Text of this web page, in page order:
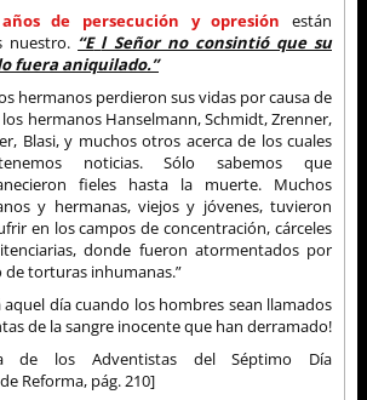
de persecución y opresión están
nuestro. “E l Señor no consintió que su
fuera aniquilado.”
hermanos perdieron sus vidas por causa de
los hermanos Hanselmann, Schmidt, Zrenner,
Blasi, y muchos otros acerca de los cuales
noticias. Sólo sabemos que
fieles hasta la muerte. Muchos
y hermanas, viejos y jóvenes, tuvieron
en los campos de concentración, cárceles
donde fueron atormentados por
de torturas inhumanas.”
aquel día cuando los hombres sean llamados
de la sangre inocente que han derramado!
de los Adventistas del Séptimo Día
Reforma, pág. 210]